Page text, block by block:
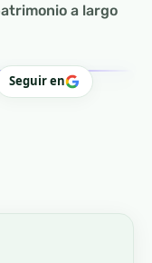
a largo
Seguir en